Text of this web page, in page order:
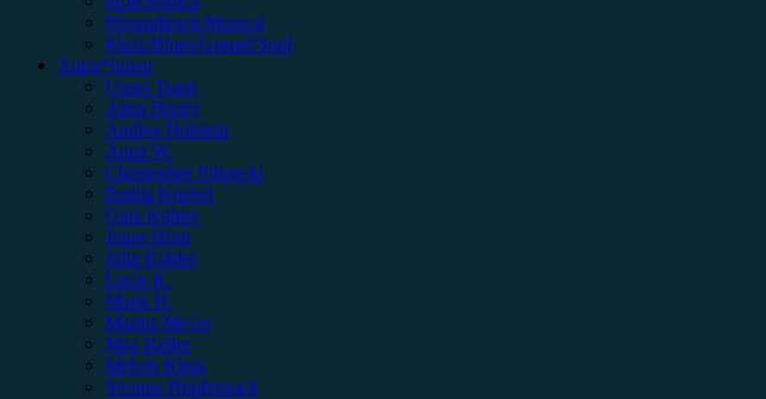
#Soundtrack/Musical
#Jazz/Blues/Gospel/Soul
Autor*innen
Unser Team
Alina Hasky
Andrea Holstein
Anna W.
Christopher Filipecki
Emilia Knebel
Gina Köhler
Jonas Horn
Julia Köhler
Lucie K.
Marie H.
Marius Meyer
Max Keller
Melvin Klein
Yvonne Hopfensack